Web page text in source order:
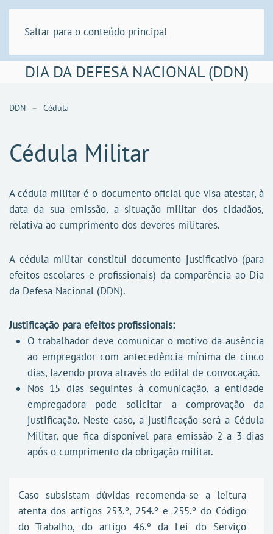
Saltar para o conteúdo principal
DIA DA DEFESA NACIONAL (DDN)
DDN Cédula
Cédula Militar
A cédula militar é o documento oficial que visa atestar, à
data da sua emissão, a situação militar dos cidadãos,
relativa ao cumprimento dos deveres militares.
A cédula militar constitui documento justificativo (para
efeitos escolares e profissionais) da comparência ao Dia
da Defesa Nacional (DDN).
Justificação para efeitos profissionais:
O trabalhador deve comunicar o motivo da ausência
ao empregador com antecedência mínima de cinco
dias, fazendo prova através do edital de convocação.
Nos 15 dias seguintes à comunicação, a entidade
empregadora pode solicitar a comprovação da
justificação. Neste caso, a justificação será a Cédula
Militar, que fica disponível para emissão 2 a 3 dias
após o cumprimento da obrigação militar.
Caso subsistam dúvidas recomenda-se a leitura
atenta dos artigos 253.º, 254.º e 255.º do Código
do Trabalho, do artigo 46.º da Lei do Serviço